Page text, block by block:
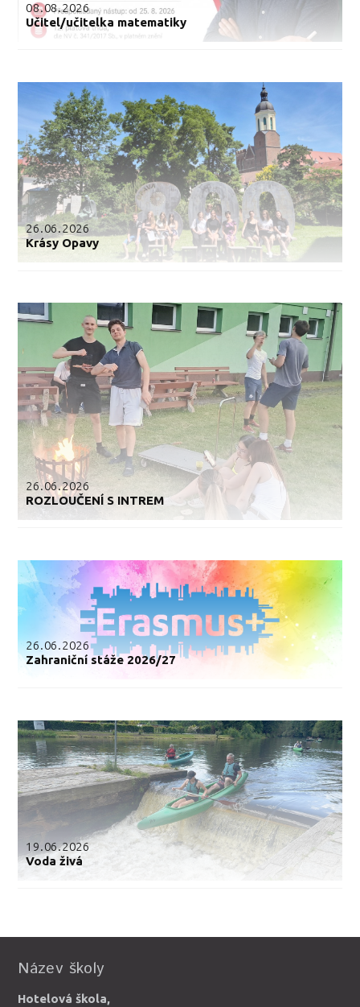
08.08.2026
Učitel/učitelka matematiky
26.06.2026
Krásy Opavy
26.06.2026
ROZLOUČENÍ S INTREM
26.06.2026
Zahraniční stáže 2026/27
19.06.2026
Voda živá
Název školy
Hotelová škola,